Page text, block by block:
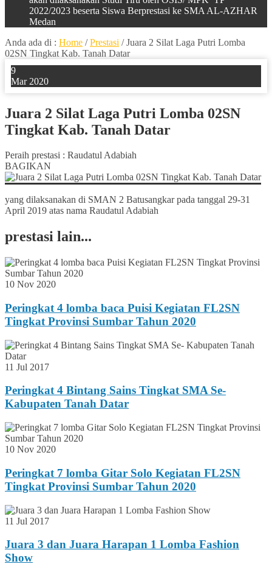
2022/2023 beserta Siswa Berprestasi ke SMA AL-AZHAR
Medan
Anda ada di : Home /Prestasi /Juara 2 Silat Laga Putri Lomba
02SN Tingkat Kab. Tanah Datar
9
Mar 2020
Juara 2 Silat Laga Putri Lomba 02SN
Tingkat Kab. Tanah Datar
Peraih prestasi : Raudatul Adabiah
BAGIKAN
yang dilaksanakan di SMAN 2 Batusangkar pada tanggal 29-31
April 2019 atas nama Raudatul Adabiah
prestasi lain...
10 Nov 2020
Peringkat 4 lomba baca Puisi Kegiatan FL2SN
Tingkat Provinsi Sumbar Tahun 2020
11 Jul 2017
Peringkat 4 Bintang Sains Tingkat SMA Se-
Kabupaten Tanah Datar
10 Nov 2020
Peringkat 7 lomba Gitar Solo Kegiatan FL2SN
Tingkat Provinsi Sumbar Tahun 2020
11 Jul 2017
Juara 3 dan Juara Harapan 1 Lomba Fashion
Show